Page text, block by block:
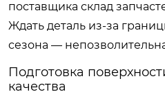
поставщика склад
Ждать деталь из-за
сезона —
Подготовка
качества